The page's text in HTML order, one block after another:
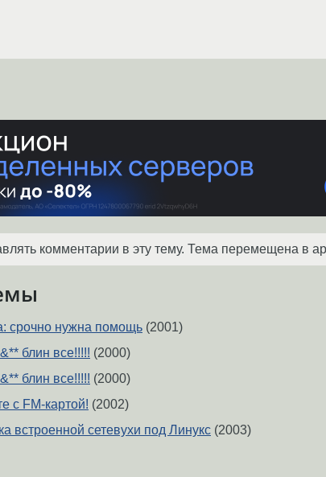
комментарии в эту тему. Тема перемещена в
срочно нужна помощь (2001)
блин все!!!!! (2000)
блин все!!!!! (2000)
с FM-картой! (2002)
встроенной сетевухи под Линукс (2003)